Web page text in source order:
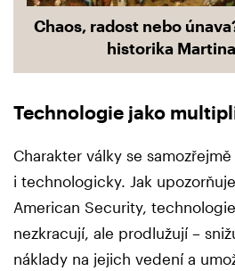
Chaos, radost nebo
historika
Technologie jako
Charakter války se
i technologicky. Jak
American Security,
nezkracují, ale prodlužují –
náklady na jejich vedení a